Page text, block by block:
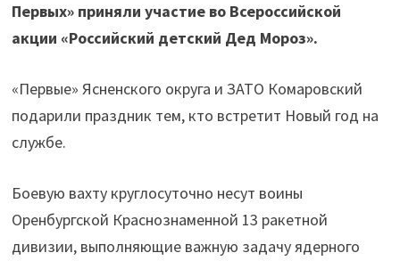
Первых» приняли участие во Всероссийской
акции «Российский детский Дед Мороз».
«Первые» Ясненского округа и ЗАТО Комаровский
подарили праздник тем, кто встретит Новый год на
службе.
Боевую вахту круглосуточно несут воины
Оренбургской Краснознаменной 13 ракетной
дивизии, выполняющие важную задачу ядерного